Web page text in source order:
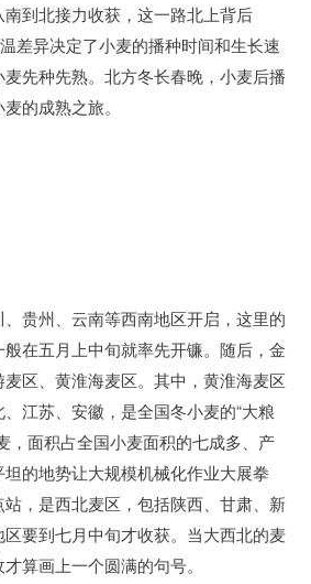
到北接力收获，这一路北上背后
差异决定了小麦的播种时间和生长速
先种先熟。北方冬长春晚，小麦后播
的成熟之旅。
贵州、云南等西南地区开启，这里的
在五月上中旬就率先开镰。随后，金
区、黄淮海麦区。其中，黄淮海麦区
江苏、安徽，是全国冬小麦的“大粮
，面积占全国小麦面积的七成多、产
的地势让大规模机械化作业大展拳
，是西北麦区，包括陕西、甘肃、新
要到七月中旬才收获。当大西北的麦
算画上一个圆满的句号。